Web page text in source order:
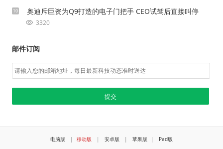
10 奥迪斥巨资为Q9打造的电子门把手 CEO试驾后直接叫停
3320
邮件订阅
电脑版 | 移动版 | 安卓版 | 苹果版 | Pad版